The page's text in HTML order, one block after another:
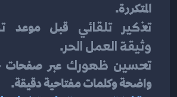
المتكررة.
تذكير تلقائي قبل موعد
وثيقة العمل الحر.
تحسين ظهورك
واضحة وكلمات مفتاحية دقيقة.